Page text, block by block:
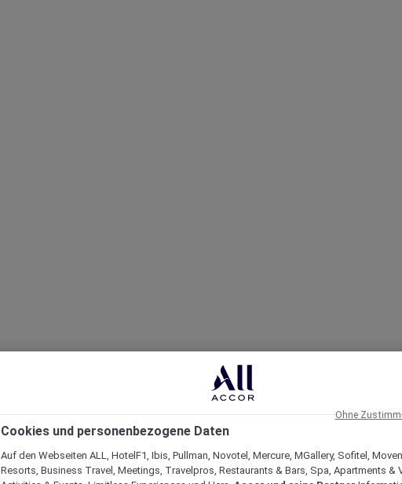
Cookies und personenbezogene Daten
Auf den Webseiten ALL, HotelF1, Ibis, Pullman, Novotel, Mercure, MGallery, Sofitel,
Resorts, Business Travel, Meetings, Travelpros, Restaurants & Bars, Spa, Apartments &
Ohne